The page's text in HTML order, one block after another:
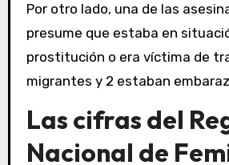
Por otro lado, una de las
presume que estaba en
prostitución o era víctima de
migrantes y 2 estaban
Las cifras del
Nacional de